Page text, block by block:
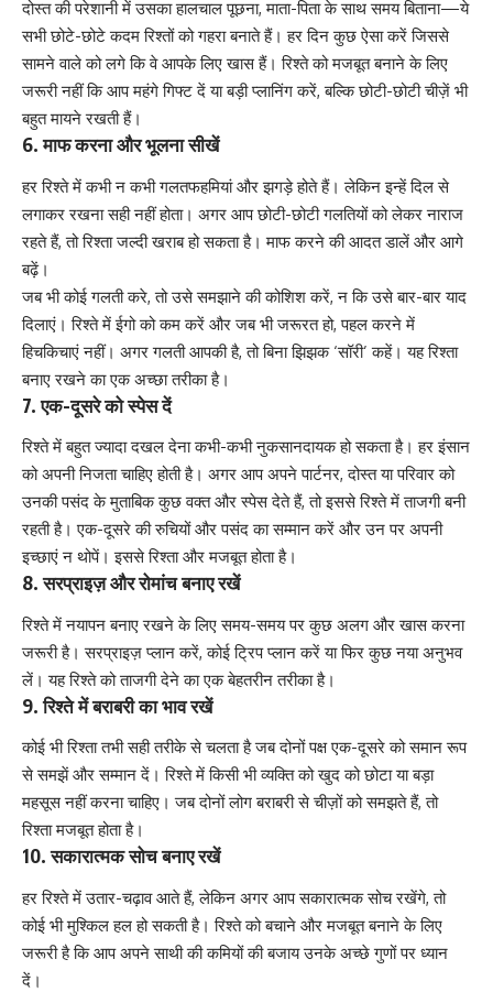
दोस्त की परेशानी में उसका हालचाल पूछना, माता-पिता के साथ समय बिताना—ये
सभी छोटे-छोटे कदम रिश्तों को गहरा बनाते हैं। हर दिन कुछ ऐसा करें जिससे
सामने वाले को लगे कि वे आपके लिए खास हैं। रिश्ते को मजबूत बनाने के लिए
जरूरी नहीं कि आप महंगे गिफ्ट दें या बड़ी प्लानिंग करें, बल्कि छोटी-छोटी चीज़ें भी
बहुत मायने रखती हैं।
6. माफ करना और भूलना सीखें
हर रिश्ते में कभी न कभी गलतफहमियां और झगड़े होते हैं। लेकिन इन्हें दिल से
लगाकर रखना सही नहीं होता। अगर आप छोटी-छोटी गलतियों को लेकर नाराज
रहते हैं, तो रिश्ता जल्दी खराब हो सकता है। माफ करने की आदत डालें और आगे
बढ़ें।
जब भी कोई गलती करे, तो उसे समझाने की कोशिश करें, न कि उसे बार-बार याद
दिलाएं। रिश्ते में ईगो को कम करें और जब भी जरूरत हो, पहल करने में
हिचकिचाएं नहीं। अगर गलती आपकी है, तो बिना झिझक ‘सॉरी’ कहें। यह रिश्ता
बनाए रखने का एक अच्छा तरीका है।
7. एक-दूसरे को स्पेस दें
रिश्ते में बहुत ज्यादा दखल देना कभी-कभी नुकसानदायक हो सकता है। हर इंसान
को अपनी निजता चाहिए होती है। अगर आप अपने पार्टनर, दोस्त या परिवार को
उनकी पसंद के मुताबिक कुछ वक्त और स्पेस देते हैं, तो इससे रिश्ते में ताजगी बनी
रहती है। एक-दूसरे की रुचियों और पसंद का सम्मान करें और उन पर अपनी
इच्छाएं न थोपें। इससे रिश्ता और मजबूत होता है।
8. सरप्राइज़ और रोमांच बनाए रखें
रिश्ते में नयापन बनाए रखने के लिए समय-समय पर कुछ अलग और खास करना
जरूरी है। सरप्राइज़ प्लान करें, कोई ट्रिप प्लान करें या फिर कुछ नया अनुभव
लें। यह रिश्ते को ताजगी देने का एक बेहतरीन तरीका है।
9. रिश्ते में बराबरी का भाव रखें
कोई भी रिश्ता तभी सही तरीके से चलता है जब दोनों पक्ष एक-दूसरे को समान रूप
से समझें और सम्मान दें। रिश्ते में किसी भी व्यक्ति को खुद को छोटा या बड़ा
महसूस नहीं करना चाहिए। जब दोनों लोग बराबरी से चीज़ों को समझते हैं, तो
रिश्ता मजबूत होता है।
10. सकारात्मक सोच बनाए रखें
हर रिश्ते में उतार-चढ़ाव आते हैं, लेकिन अगर आप सकारात्मक सोच रखेंगे, तो
कोई भी मुश्किल हल हो सकती है। रिश्ते को बचाने और मजबूत बनाने के लिए
जरूरी है कि आप अपने साथी की कमियों की बजाय उनके अच्छे गुणों पर ध्यान
दें।